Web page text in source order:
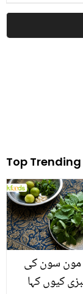
لمبے اور بے
Top Trending
مون سون کی
کیوں کہا